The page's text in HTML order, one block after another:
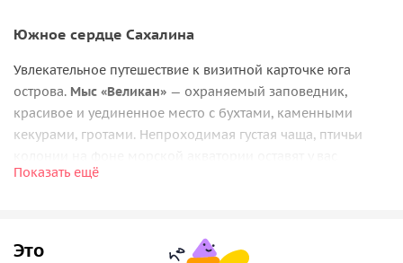
Южное сердце Сахалина
Увлекательное путешествие к визитной карточке юга
острова. Мыс «Великан» — охраняемый заповедник,
красивое и уединенное место с бухтами, каменными
кекурами, гротами. Непроходимая густая чаща, птичьи
неизгладимые впечатления. В летний период здесь
Показать ещё
Это